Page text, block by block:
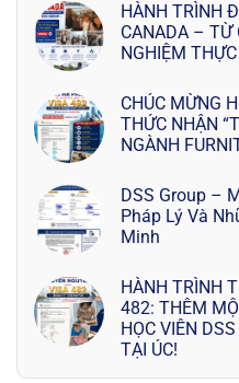
HÀNH TRÌNH
CANADA – TỪ
NGHIỆM
CHÚC MỪNG
THỨC NHẬN
NGÀNH
DSS Group –
Pháp Lý Và
Minh
HÀNH TRÌNH
482: THÊM
HỌC VIÊN
TẠI ÚC!